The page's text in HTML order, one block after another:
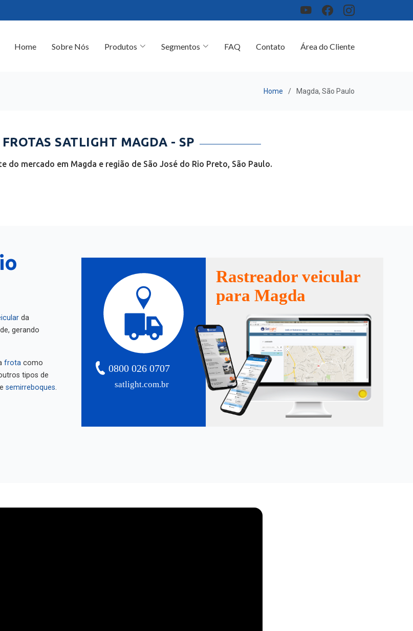
Home Sobre Nós Produtos Segmentos FAQ Contato Área do Cliente
Home Magda, São Paulo
SATLIGHT MAGDA - SP
do mercado em Magda e região de São José do Rio Preto, São Paulo.
da
gerando
frota como
tipos de
e semirreboques. satlight.com.br
0800 026 0707
Rastreador veicular
para Magda